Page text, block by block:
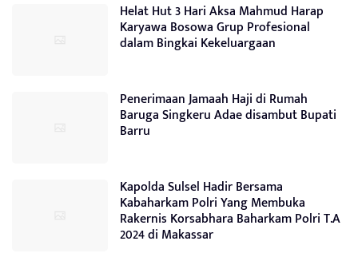
Helat Hut 3 Hari Aksa Mahmud Harap
Karyawa Bosowa Grup Profesional
dalam Bingkai Kekeluargaan
Penerimaan Jamaah Haji di Rumah
Baruga Singkeru Adae disambut Bupati
Barru
Kapolda Sulsel Hadir Bersama
Kabaharkam Polri Yang Membuka
Rakernis Korsabhara Baharkam Polri T.A
2024 di Makassar